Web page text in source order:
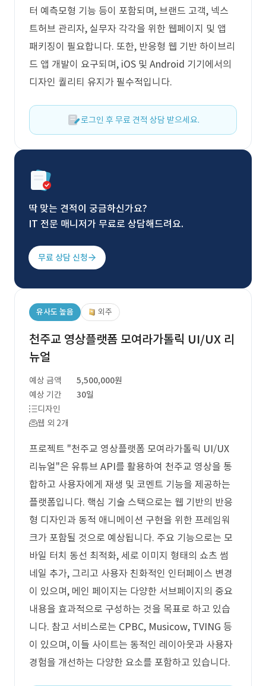
터 예측모형 기능 등이 포함되며, 브랜드 고객, 넥스
트허브 관리자, 실무자 각각을 위한 웹페이지 및 앱
패키징이 필요합니다. 또한, 반응형 웹 기반 하이브리
드 앱 개발이 요구되며, iOS 및 Android 기기에서의
디자인 퀄리티 유지가 필수적입니다.
로그인 후 무료 견적 상담 받으세요.
딱 맞는 견적이 궁금하신가요?
IT 전문 매니저가 무료로 상담해드려요.
무료 상담 신청
유사도 높음 외주
천주교 영상플랫폼 모여라가톨릭 UI/UX 리
뉴얼
예상 금액
5,500,000원
예상 기간
30일
디자인
웹 외 2개
프로젝트 "천주교 영상플랫폼 모여라가톨릭 UI/UX
리뉴얼"은 유튜브 API를 활용하여 천주교 영상을 통
합하고 사용자에게 재생 및 코멘트 기능을 제공하는
플랫폼입니다. 핵심 기술 스택으로는 웹 기반의 반응
형 디자인과 동적 애니메이션 구현을 위한 프레임워
크가 포함될 것으로 예상됩니다. 주요 기능으로는 모
바일 터치 동선 최적화, 세로 이미지 형태의 쇼츠 썸
네일 추가, 그리고 사용자 친화적인 인터페이스 변경
이 있으며, 메인 페이지는 다양한 서브페이지의 중요
내용을 효과적으로 구성하는 것을 목표로 하고 있습
니다. 참고 서비스로는 CPBC, Musicow, TVING 등
이 있으며, 이들 사이트는 동적인 레이아웃과 사용자
경험을 개선하는 다양한 요소를 포함하고 있습니다.